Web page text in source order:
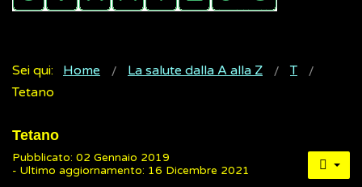
Sei qui: Home La salute dalla A alla Z
T
Tetano
Tetano
Pubblicato: 02 Gennaio 2019
- Ultimo aggiornamento: 16 Dicembre 2021